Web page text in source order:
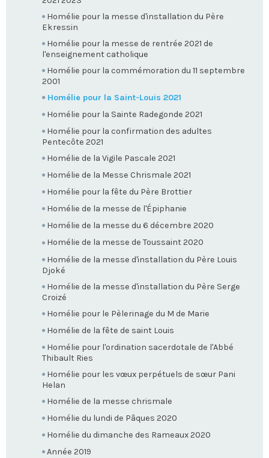
Homélie pour la messe d'installation du Père
Ekressin
Homélie pour la messe de rentrée 2021 de
l'enseignement catholique
Homélie pour la commémoration du 11 septembre
2001
Homélie pour la Saint-Louis 2021
Homélie pour la Sainte Radegonde 2021
Homélie pour la confirmation des adultes
Pentecôte 2021
Homélie de la Vigile Pascale 2021
Homélie de la Messe Chrismale 2021
Homélie pour la fête du Père Brottier
Homélie de la messe de l'Épiphanie
Homélie de la messe du 6 décembre 2020
Homélie de la messe de Toussaint 2020
Homélie de la messe d'installation du Père Louis
Djoké
Homélie de la messe d'installation du Père Serge
Croizé
Homélie pour le Pèlerinage du M de Marie
Homélie de la fête de saint Louis
Homélie pour l'ordination sacerdotale de l'Abbé
Thibault Ries
Homélie pour les vœux perpétuels de sœur Pani
Helan
Homélie de la messe chrismale
Homélie du lundi de Pâques 2020
Homélie du dimanche des Rameaux 2020
Année 2019